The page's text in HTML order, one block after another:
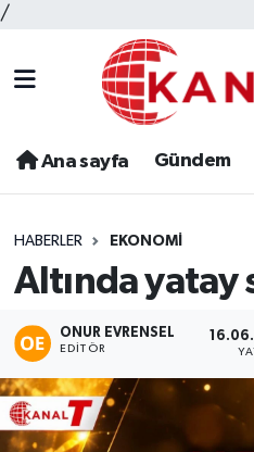
/
Ana sayfa Gündem
HABERLER EKONOMI
Altında yatay
ONUR EVRENSEL
EDITÖR